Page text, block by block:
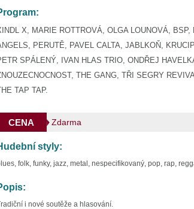
X, MARIE ROTTROVÁ, OLGA LOUNOVÁ, BSP,
PERUTĚ, PAVEL CALTA, JABLKOŇ,
SPÁLENÝ, IVAN HLAS TRIO, ONDŘEJ
THE GANG, TŘI SEGRY
TAP TAP.
CENA Zdarma
styly:
folk, funky, jazz, metal, nespecifikovaný, pop, rap,
i nové soutěže a hlasování.